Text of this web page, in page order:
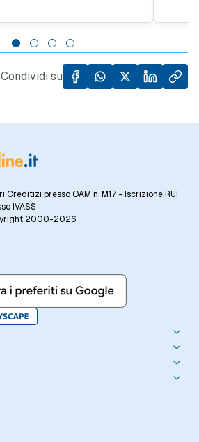
sia importante
per facilitare l'acquisto
in un contesto in cui il
degli immobili ha
del 5,5% rispetto
Condividi su
Creditizi presso OAM n. M17 - Iscrizione RUI
IVASS
2000-2026